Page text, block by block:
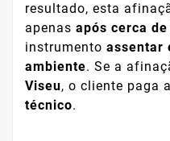
resultado, esta
apenas após cerca
instrumento assentar
ambiente. Se a
Viseu, o cliente paga
técnico.